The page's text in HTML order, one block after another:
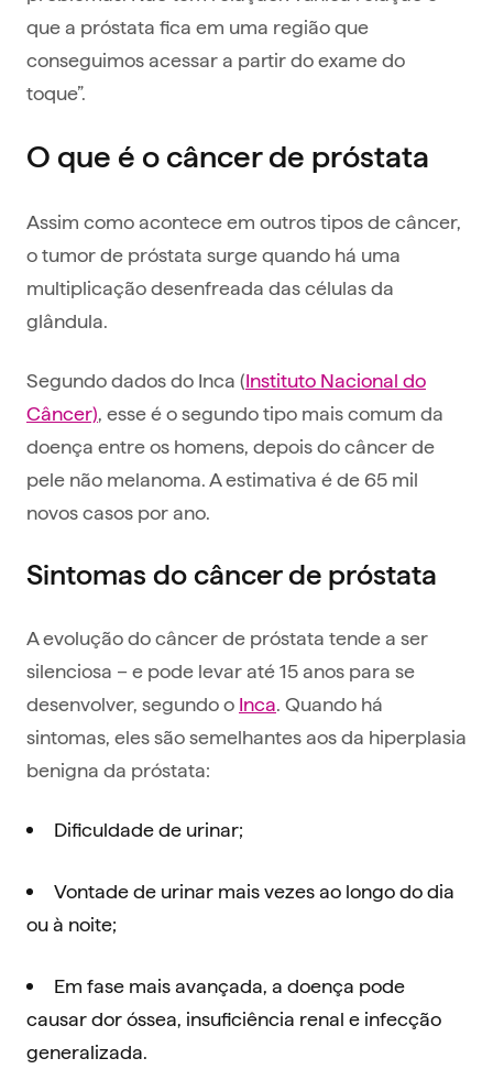
que a próstata fica em uma região que
conseguimos acessar a partir do exame do
toque”.
O que é o câncer de próstata
Assim como acontece em outros tipos de câncer,
o tumor de próstata surge quando há uma
multiplicação desenfreada das células da
glândula.
Segundo dados do Inca (Instituto Nacional do
Câncer), esse é o segundo tipo mais comum da
doença entre os homens, depois do câncer de
pele não melanoma. A estimativa é de 65 mil
novos casos por ano.
Sintomas do câncer de próstata
A evolução do câncer de próstata tende a ser
silenciosa – e pode levar até 15 anos para se
desenvolver, segundo o Inca. Quando há
sintomas, eles são semelhantes aos da hiperplasia
benigna da próstata:
Dificuldade de urinar;
Vontade de urinar mais vezes ao longo do dia
ou à noite;
Em fase mais avançada, a doença pode
causar dor óssea, insuficiência renal e infecção
generalizada.